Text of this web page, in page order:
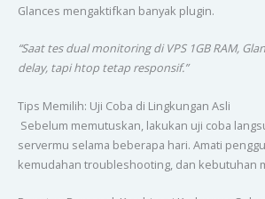
Glances mengaktifkan banyak plugin.
“Saat tes dual monitoring di VPS 1GB RAM,
delay, tapi htop tetap responsif.”
Tips Memilih: Uji Coba di Lingkungan Asli
Sebelum memutuskan, lakukan uji coba
servermu selama beberapa hari. Amati
kemudahan troubleshooting, dan kebutuhan